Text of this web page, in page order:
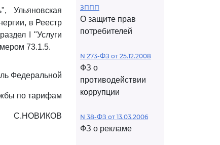
Ульяновская
в Реестр
I "Услуги
73.1.5.
Федеральной
по тарифам
С.НОВИКОВ
ЗППП
О защите прав
потребителей
N 273-ФЗ от 25.12.2008
ФЗ о
противодействии
коррупции
N 38-ФЗ от 13.03.2006
ФЗ о рекламе